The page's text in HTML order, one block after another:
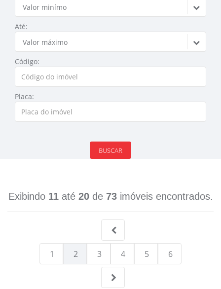
Valor minímo
Até:
Valor máximo
Código:
Placa:
BUSCAR
Exibindo 11até 20de 73imóveis encontrados.
1 2 3 4 5 6